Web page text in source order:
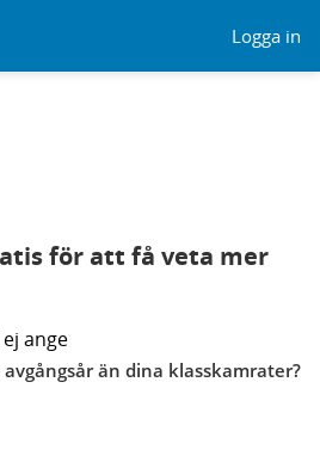
Logga in
för att få veta mer
ange
än dina klasskamrater?